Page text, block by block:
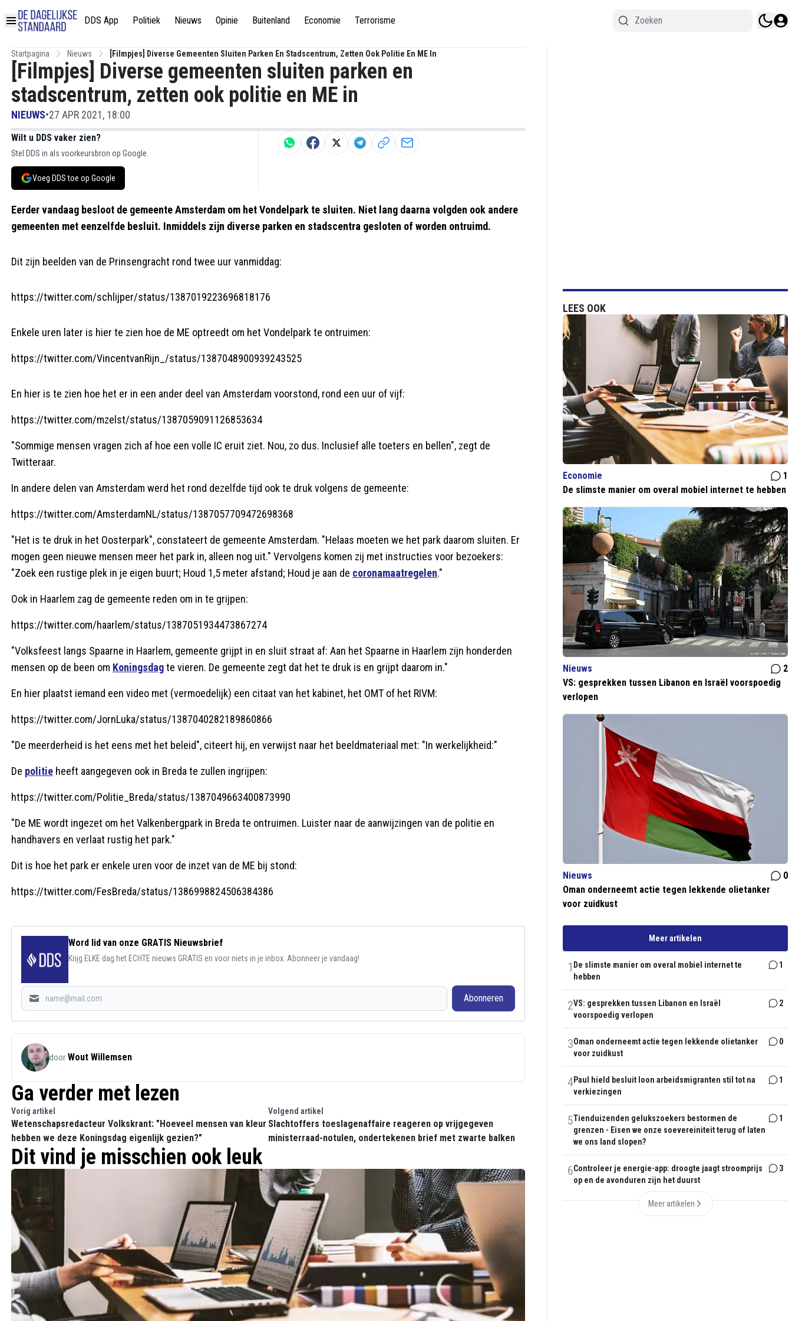
DDS App Politiek Nieuws Opinie Buitenland Economie Terrorisme
Startpagina Nieuws [Filmpjes] Diverse Gemeenten Sluiten Parken En Stadscentrum, Zetten Ook Politie En ME In
[Filmpjes] Diverse gemeenten sluiten parken en
stadscentrum, zetten ook politie en ME in
NIEUWS•27 APR 2021, 18:00
Wilt u DDS vaker zien?
Stel DDS in als voorkeursbron op Google.
Voeg DDS toe op Google
Eerder vandaag besloot de gemeente Amsterdam om het Vondelpark te sluiten. Niet lang daarna volgden ook andere
gemeenten met eenzelfde besluit. Inmiddels zijn diverse parken en stadscentra gesloten of worden ontruimd.
Dit zijn beelden van de Prinsengracht rond twee uur vanmiddag:
https://twitter.com/schlijper/status/1387019223696818176
Enkele uren later is hier te zien hoe de ME optreedt om het Vondelpark te ontruimen:
https://twitter.com/VincentvanRijn_/status/1387048900939243525
En hier is te zien hoe het er in een ander deel van Amsterdam voorstond, rond een uur of vijf:
https://twitter.com/mzelst/status/1387059091126853634
"Sommige mensen vragen zich af hoe een volle IC eruit ziet. Nou, zo dus. Inclusief alle toeters en bellen", zegt de
Twitteraar.
In andere delen van Amsterdam werd het rond dezelfde tijd ook te druk volgens de gemeente:
https://twitter.com/AmsterdamNL/status/1387057709472698368
"Het is te druk in het Oosterpark", constateert de gemeente Amsterdam. "Helaas moeten we het park daarom sluiten. Er
mogen geen nieuwe mensen meer het park in, alleen nog uit." Vervolgens komen zij met instructies voor bezoekers:
"Zoek een rustige plek in je eigen buurt; Houd 1,5 meter afstand; Houd je aan de coronamaatregelen."
Ook in Haarlem zag de gemeente reden om in te grijpen:
https://twitter.com/haarlem/status/1387051934473867274
"Volksfeest langs Spaarne in Haarlem, gemeente grijpt in en sluit straat af: Aan het Spaarne in Haarlem zijn honderden
mensen op de been om Koningsdagte vieren. De gemeente zegt dat het te druk is en grijpt daarom in."
En hier plaatst iemand een video met (vermoedelijk) een citaat van het kabinet, het OMT of het RIVM:
https://twitter.com/JornLuka/status/1387040282189860866
"De meerderheid is het eens met het beleid", citeert hij, en verwijst naar het beeldmateriaal met: "In werkelijkheid:"
De politie heeft aangegeven ook in Breda te zullen ingrijpen:
https://twitter.com/Politie_Breda/status/1387049663400873990
"De ME wordt ingezet om het Valkenbergpark in Breda te ontruimen. Luister naar de aanwijzingen van de politie en
handhavers en verlaat rustig het park."
Dit is hoe het park er enkele uren voor de inzet van de ME bij stond:
https://twitter.com/FesBreda/status/1386998824506384386
Word lid van onze GRATIS Nieuwsbrief
Krijg ELKE dag het ECHTE nieuws GRATIS en voor niets in je inbox. Abonneer je vandaag!
Abonneren
door Wout Willemsen
Ga verder met lezen
Vorig artikel
Wetenschapsredacteur Volkskrant: "Hoeveel mensen van kleur
hebben we deze Koningsdag eigenlijk gezien?"
Volgend artikel
Slachtoffers toeslagenaffaire reageren op vrijgegeven
ministerraad-notulen, ondertekenen brief met zwarte balken
Dit vind je misschien ook leuk
LEES OOK
Economie
1
De slimste manier om overal mobiel internet te hebben
Nieuws
2
VS: gesprekken tussen Libanon en Israël voorspoedig
verlopen
Nieuws
0
Oman onderneemt actie tegen lekkende olietanker
voor zuidkust
Meer artikelen
1 De slimste manier om overal mobiel internet te
hebben
1
2VS: gesprekken tussen Libanon en Israël
voorspoedig verlopen
2
3Oman onderneemt actie tegen lekkende olietanker
voor zuidkust
0
4Paul hield besluit loon arbeidsmigranten stil tot na
verkiezingen
1
5Tienduizenden gelukszoekers bestormen de
grenzen - Eisen we onze soevereiniteit terug of laten
we ons land slopen?
1
6Controleer je energie-app: droogte jaagt stroomprijs
op en de avonduren zijn het duurst
3
Meer artikelen